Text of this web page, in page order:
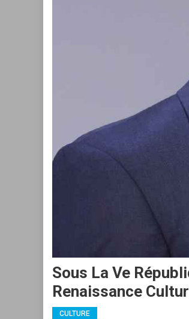
Sous La Ve
Renaissance
CULTURE